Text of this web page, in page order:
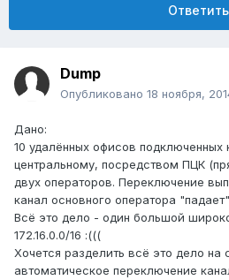
Ответить
Dump
Опубликовано 18 ноября,
Дано:
10 удалённых офисов подключенных
центральному, посредством ПЦК
двух операторов. Переключение
канал основного оператора
Всё это дело - один большой
172.16.0.0/16 :(((
Хочется разделить всё это дело
автоматическое переключение